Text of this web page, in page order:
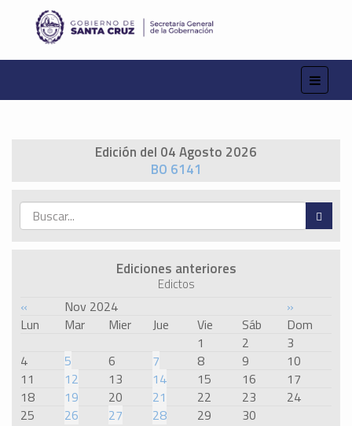
Edición del 04 Agosto 2026
BO 6141
Ediciones anteriores
Edictos
« Nov 2024
»
Lun
Mar Mier Jue Vie Sáb
Dom
1
2
3
4
5 6 7 8 9
10
11
12 13 14 15 16
17
18
19 20 21 22 23
24
25
26 27 28 29 30